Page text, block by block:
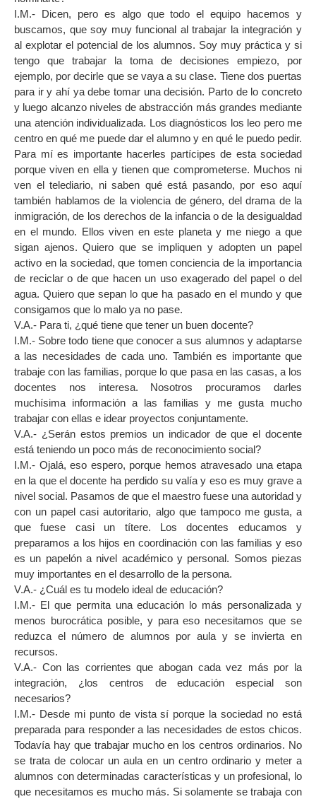
I.M.- Dicen, pero es algo que todo el equipo hacemos y
buscamos, que soy muy funcional al trabajar la integración y
al explotar el potencial de los alumnos. Soy muy práctica y si
tengo que trabajar la toma de decisiones empiezo, por
ejemplo, por decirle que se vaya a su clase. Tiene dos puertas
para ir y ahí ya debe tomar una decisión. Parto de lo concreto
y luego alcanzo niveles de abstracción más grandes mediante
una atención individualizada. Los diagnósticos los leo pero me
centro en qué me puede dar el alumno y en qué le puedo pedir.
Para mí es importante hacerles partícipes de esta sociedad
porque viven en ella y tienen que comprometerse. Muchos ni
ven el telediario, ni saben qué está pasando, por eso aquí
también hablamos de la violencia de género, del drama de la
inmigración, de los derechos de la infancia o de la desigualdad
en el mundo. Ellos viven en este planeta y me niego a que
sigan ajenos. Quiero que se impliquen y adopten un papel
activo en la sociedad, que tomen conciencia de la importancia
de reciclar o de que hacen un uso exagerado del papel o del
agua. Quiero que sepan lo que ha pasado en el mundo y que
consigamos que lo malo ya no pase.
V.A.- Para ti, ¿qué tiene que tener un buen docente?
I.M.- Sobre todo tiene que conocer a sus alumnos y adaptarse
a las necesidades de cada uno. También es importante que
trabaje con las familias, porque lo que pasa en las casas, a los
docentes nos interesa. Nosotros procuramos darles
muchísima información a las familias y me gusta mucho
trabajar con ellas e idear proyectos conjuntamente.
V.A.- ¿Serán estos premios un indicador de que el docente
está teniendo un poco más de reconocimiento social?
I.M.- Ojalá, eso espero, porque hemos atravesado una etapa
en la que el docente ha perdido su valía y eso es muy grave a
nivel social. Pasamos de que el maestro fuese una autoridad y
con un papel casi autoritario, algo que tampoco me gusta, a
que fuese casi un títere. Los docentes educamos y
preparamos a los hijos en coordinación con las familias y eso
es un papelón a nivel académico y personal. Somos piezas
muy importantes en el desarrollo de la persona.
V.A.- ¿Cuál es tu modelo ideal de educación?
I.M.- El que permita una educación lo más personalizada y
menos burocrática posible, y para eso necesitamos que se
reduzca el número de alumnos por aula y se invierta en
recursos.
V.A.- Con las corrientes que abogan cada vez más por la
integración, ¿los centros de educación especial son
necesarios?
I.M.- Desde mi punto de vista sí porque la sociedad no está
preparada para responder a las necesidades de estos chicos.
Todavía hay que trabajar mucho en los centros ordinarios. No
se trata de colocar un aula en un centro ordinario y meter a
alumnos con determinadas características y un profesional, lo
que necesitamos es mucho más. Si solamente se trabaja con